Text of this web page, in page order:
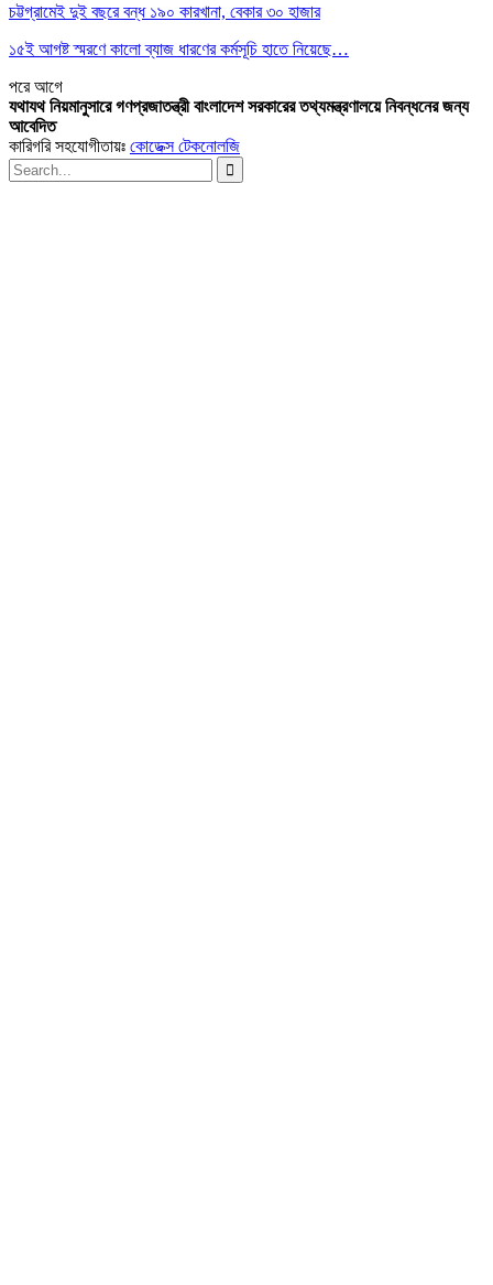
চট্টগ্রামেই দুই বছরে বন্ধ ১৯০ কারখানা, বেকার ৩০ হাজার
১৫ই আগষ্ট স্মরণে কালো ব্যাজ ধারণের কর্মসূচি হাতে নিয়েছে…
পরেআগে
যথাযথ নিয়মানুসারে গণপ্রজাতন্ত্রী বাংলাদেশ সরকারের তথ্যমন্ত্রণালয়ে নিবন্ধনের জন্য
আবেদিত
কারিগরি সহযোগীতায়ঃ কোডেক্স টেকনোলজি